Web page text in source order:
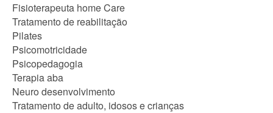
Fisioterapeuta home Care
Tratamento de reabilitação
Pilates
Psicomotricidade
Psicopedagogia
Terapia aba
Neuro desenvolvimento
Tratamento de adulto, idosos e crianças